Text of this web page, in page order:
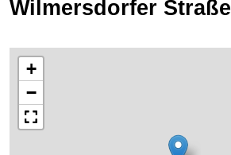
Wilmersdorfer Straße
+
−